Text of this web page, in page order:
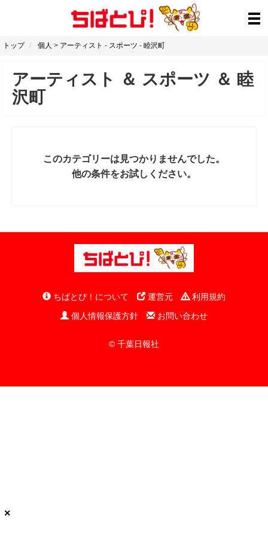
トップ 個人 > アーティスト - スポーツ - 睦沢町
アーティスト ＆ スポーツ ＆ 睦
沢町
このカテゴリーは見つかりませんでした。
他の条件をお試しください。
ちばとぴ！について 運営元
利用規約
個人情報保護方針
お問い合わせ
© 千葉日報社
×